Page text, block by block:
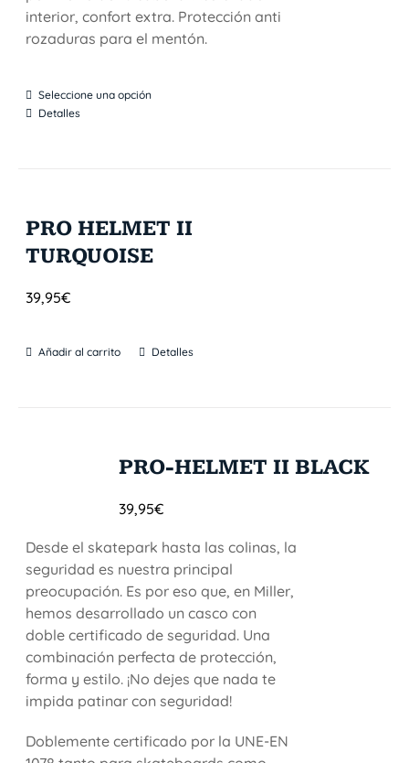
interior, confort extra. Protección anti
rozaduras para el mentón.
Seleccione una opción
Detalles
PRO HELMET II
TURQUOISE
39,95€
Añadir al carrito Detalles
PRO-HELMET II BLACK
39,95€
Desde el skatepark hasta las colinas, la
seguridad es nuestra principal
preocupación. Es por eso que, en Miller,
hemos desarrollado un casco con
doble certificado de seguridad. Una
combinación perfecta de protección,
forma y estilo. ¡No dejes que nada te
impida patinar con seguridad!
Doblemente certificado por la UNE-EN